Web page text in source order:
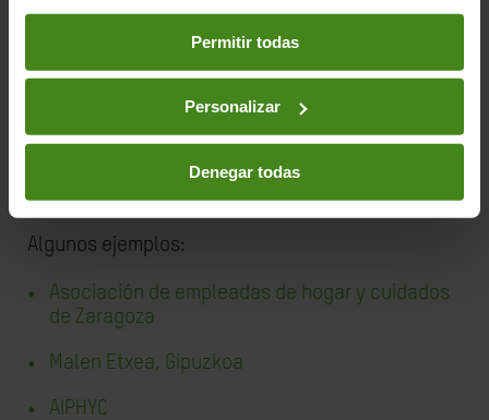
preferencias accediendo a nuestraPolítica de Cookieso
en los botones facilitados a continuación:
Permitir todas
Personalizar
Denegar todas
EN ESPAÑA
Trabajamos junto a una veintena de asociaciones
de mujeres: trabajadoras del hogar, migrantes y
trabajan en derechos de las mujeres, algunas de
ellas acompañando a supervivientes de
violencia.
Algunos ejemplos:
Asociación de empleadas de hogar y cuidados
de Zaragoza
Malen Etxea, Gipuzkoa
AIPHYC